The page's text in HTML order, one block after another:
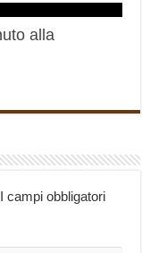
alla
I campi obbligatori